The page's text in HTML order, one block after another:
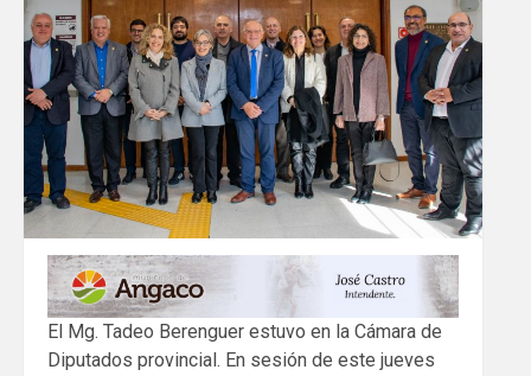
El Mg. Tadeo Berenguer estuvo en la Cámara de
Diputados provincial. En sesión de este jueves